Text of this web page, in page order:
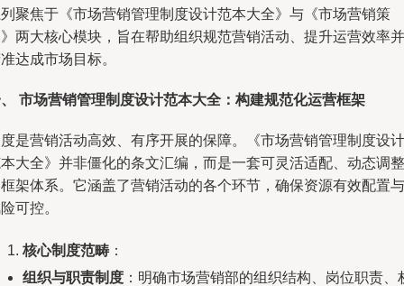
聚焦于《市场营销管理制度设计范本大全》与《市场营销策
两大核心模块，旨在帮助组织规范营销活动、提升运营效率并
达成市场目标。
市场营销管理制度设计范本大全：构建规范化运营框架
是营销活动高效、有序开展的保障。《市场营销管理制度设计
大全》并非僵化的条文汇编，而是一套可灵活适配、动态调整
架体系。它涵盖了营销活动的各个环节，确保资源有效配置与
可控。
核心制度范畴 ：
组织与职责制度 ：明确市场营销部的组织结构、岗位职责、